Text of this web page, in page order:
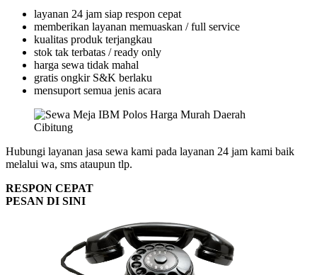
layanan 24 jam siap respon cepat
memberikan layanan memuaskan / full service
kualitas produk terjangkau
stok tak terbatas / ready only
harga sewa tidak mahal
gratis ongkir S&K berlaku
mensuport semua jenis acara
Hubungi layanan jasa sewa kami pada layanan 24 jam kami baik
melalui wa, sms ataupun tlp.
RESPON CEPAT
PESAN DI SINI